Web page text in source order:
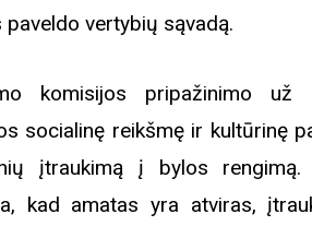
vertybių sąvadą.
komisijos pripažinimo už
socialinę reikšmę ir kultūrinę
įtraukimą į bylos rengimą.
kad amatas yra atviras,